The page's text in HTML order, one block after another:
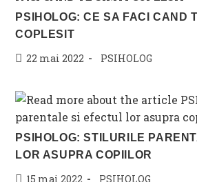
PSIHOLOG: CE SA FACI CAND
COPLESIT
Post22 mai 2022
Post
PSIHOLOG
PSIHOLOG: STILURILE
LOR ASUPRA COPIILOR
Post15 mai 2022
Post
PSIHOLOG